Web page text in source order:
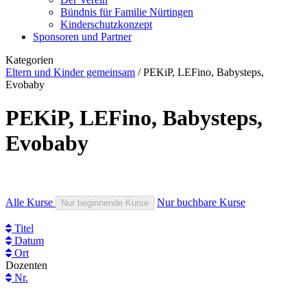
Bündnis für Familie Nürtingen
Kinderschutzkonzept
Sponsoren und Partner
Kategorien
Eltern und Kinder gemeinsam /PEKiP, LEFino, Babysteps,
Evobaby
PEKiP, LEFino, Babysteps,
Evobaby
Alle Kurse Nur beginnende Kurse Nur buchbare Kurse
Titel
Datum
Ort
Dozenten
Nr.